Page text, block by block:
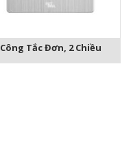
Công Tắc Đơn, 2 Chiều